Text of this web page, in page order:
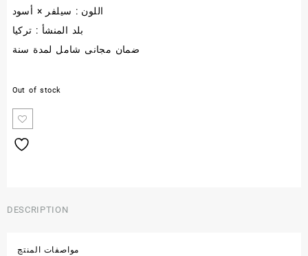
اللون : سيلفر × أسود
بلد المنشأ : تركيا
ضمان مجانى شامل لمدة سنة
Out of stock
DESCRIPTION
مواصفات المنتج